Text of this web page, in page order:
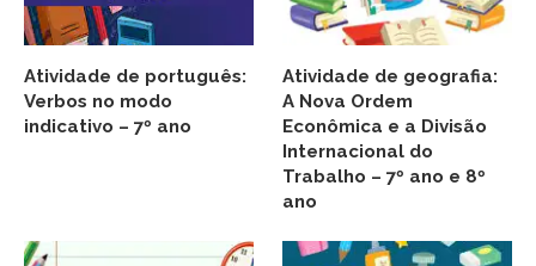
Atividade de português:
Verbos no modo
indicativo – 7º ano
Atividade de geografia:
A Nova Ordem
Econômica e a Divisão
Internacional do
Trabalho – 7º ano e 8º
ano